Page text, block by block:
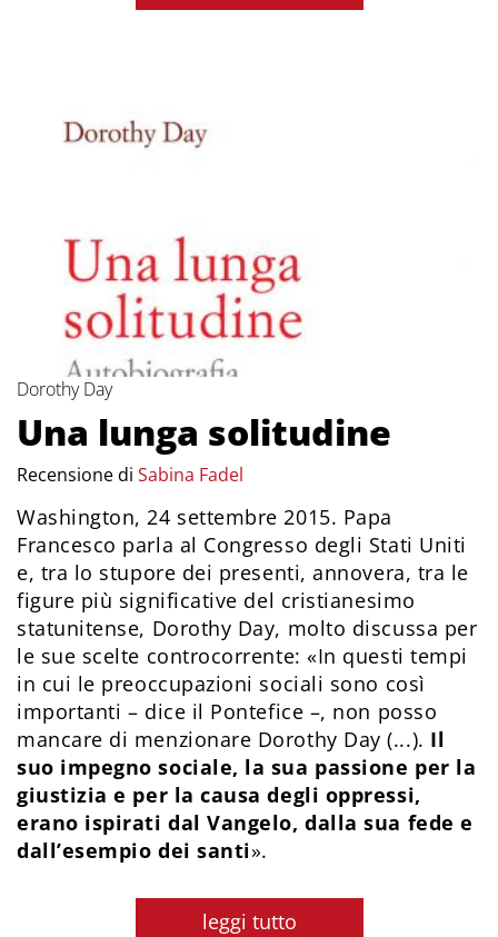
Dorothy Day
Una lunga solitudine
Recensione di Sabina Fadel
Washington, 24 settembre 2015. Papa
Francesco parla al Congresso degli Stati Uniti
e, tra lo stupore dei presenti, annovera, tra le
figure più significative del cristianesimo
statunitense, Dorothy Day, molto discussa per
le sue scelte controcorrente: «In questi tempi
in cui le preoccupazioni sociali sono così
importanti – dice il Pontefice –, non posso
mancare di menzionare Dorothy Day (...). Il
suo impegno sociale, la sua passione per la
giustizia e per la causa degli oppressi,
erano ispirati dal Vangelo, dalla sua fede e
dall’esempio dei santi».
leggi tutto